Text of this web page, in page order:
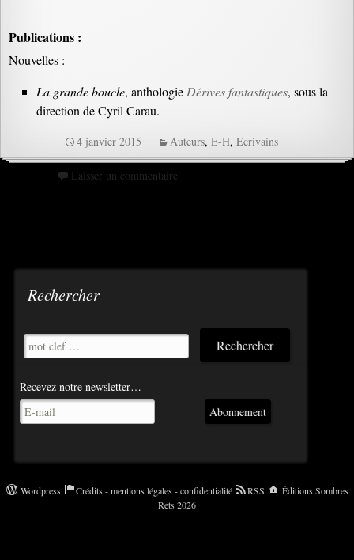
Publications :
Nouvelles :
La grande boucle, anthologie Dérives fantastiques, sous la
direction de Cyril Carau.
4 janvier 2015 Auteurs,E-H,Ecrivains
Laisser un commentaire
Rechercher
Recevez notre newsletter…
Abonnement
Wordpress Crédits - mentions légales - confidentialité RSS
Éditions Sombres
Rets 2026